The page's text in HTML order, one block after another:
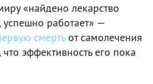
«найдено лекарство
успешно работает» —
смертьот самолечения
эффективность его пока